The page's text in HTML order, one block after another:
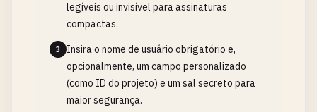
legíveis ou invisível para assinaturas
compactas.
3
Insira o nome de usuário obrigatório e,
opcionalmente, um campo personalizado
(como ID do projeto) e um sal secreto para
maior segurança.